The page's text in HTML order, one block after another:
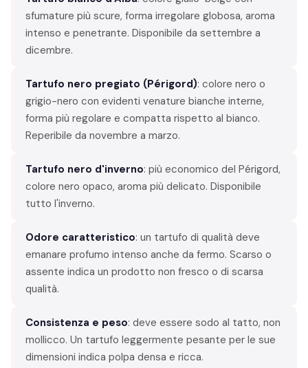
sfumature più scure, forma irregolare globosa, aroma
intenso e penetrante. Disponibile da settembre a
dicembre.
Tartufo nero pregiato (Périgord): colore nero o
grigio-nero con evidenti venature bianche interne,
forma più regolare e compatta rispetto al bianco.
Reperibile da novembre a marzo.
Tartufo nero d'inverno: più economico del Périgord,
colore nero opaco, aroma più delicato. Disponibile
tutto l'inverno.
Odore caratteristico: un tartufo di qualità deve
emanare profumo intenso anche da fermo. Scarso o
assente indica un prodotto non fresco o di scarsa
qualità.
Consistenza e peso: deve essere sodo al tatto, non
mollicco. Un tartufo leggermente pesante per le sue
dimensioni indica polpa densa e ricca.